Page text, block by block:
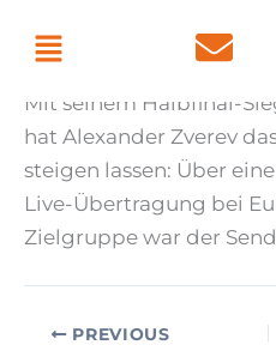
Menu
Byadmin June 6, 2026
Mit seinem Halbfinal-
hat Alexander Zverev
steigen lassen: Über
Live-Übertragung bei
Zielgruppe war der
PREVIOUS